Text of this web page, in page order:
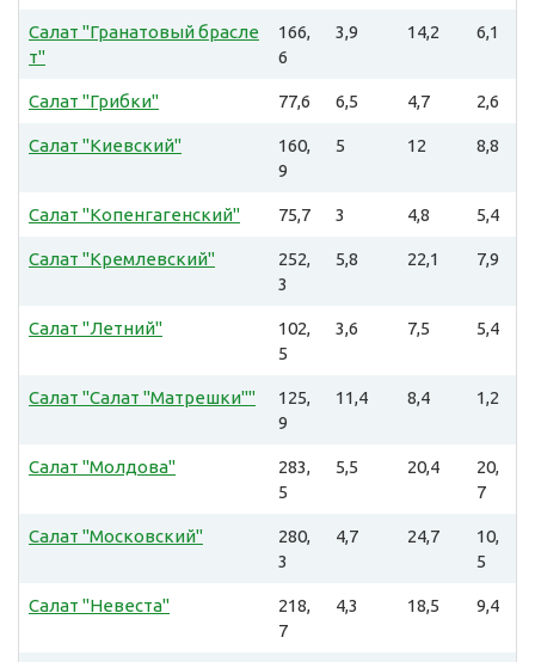
Салат "Гранатовый брасле
т"
166,
6
3,9 14,2 6,1
Салат "Грибки" 77,6 6,5 4,7 2,6
Салат "Киевский"
160,
9
5 12 8,8
Салат "Копенгагенский" 75,7 3 4,8 5,4
Салат "Кремлевский"
252,
3
5,8 22,1 7,9
Салат "Летний"
102,
5
3,6 7,5 5,4
Салат "Салат "Матрешки""
125,
9
11,4 8,4 1,2
Салат "Молдова"
283,
5
5,5 20,4
20,
7
Салат "Московский"
280,
3
4,7 24,7
10,
5
Салат "Невеста"
218,
7
4,3 18,5 9,4